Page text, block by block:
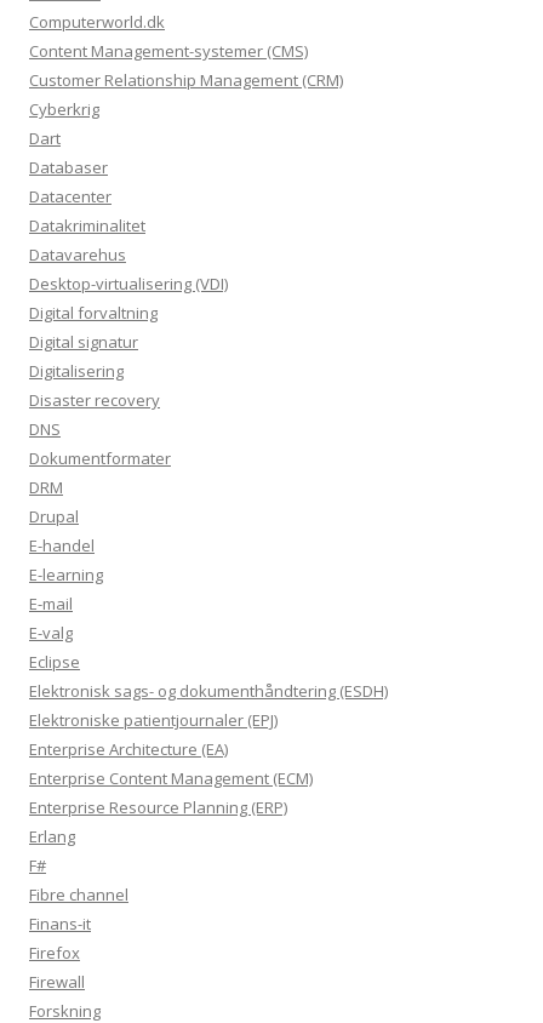
Computerworld.dk
Content Management-systemer (CMS)
Customer Relationship Management (CRM)
Cyberkrig
Dart
Databaser
Datacenter
Datakriminalitet
Datavarehus
Desktop-virtualisering (VDI)
Digital forvaltning
Digital signatur
Digitalisering
Disaster recovery
DNS
Dokumentformater
DRM
Drupal
E-handel
E-learning
E-mail
E-valg
Eclipse
Elektronisk sags- og dokumenthåndtering (ESDH)
Elektroniske patientjournaler (EPJ)
Enterprise Architecture (EA)
Enterprise Content Management (ECM)
Enterprise Resource Planning (ERP)
Erlang
F#
Fibre channel
Finans-it
Firefox
Firewall
Forskning